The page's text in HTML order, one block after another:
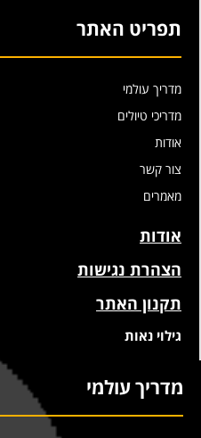
תפריט האתר
מדריך עולמי
מדריכי טיולים
אודות
צור קשר
מאמרים
אודות
הצהרת נגישות
תקנון האתר
גילוי נאות
מדריך עולמי